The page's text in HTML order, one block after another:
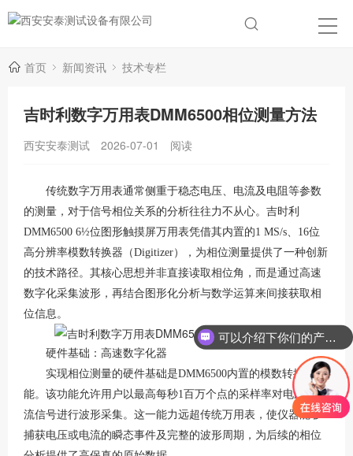
首页 新闻资讯 技术专栏
吉时利数字万用表DMM6500相位测量方法
西安安泰测试 2026-07-01 阅读
传统数字万用表通常侧重于稳态电压、电流及电阻等参数
的测量，对于信号相位关系的分析往往力不从心。吉时利
DMM6500 6½位图形触摸屏万用表凭借其内置的1 MS/s、16位
高分辨率模数转换器（Digitizer），为相位测量提供了一种创新
的技术路径。其核心思想并非直接读取相位角，而是通过高速
数字化采集波形，再结合图形化分析与数学运算来间接获取相
位信息。
硬件基础：高速数字化器
实现相位测量的硬件基础是DMM6500内置的模数转换功
能。该功能允许用户以最高每秒1百万个点的采样率对电压或电
流信号进行波形采集。这一能力远超传统万用表，使仪器能够
捕获电压或电流的瞬态事件及完整的波形周期，为后续的相位
可以介绍下你们的产品么？